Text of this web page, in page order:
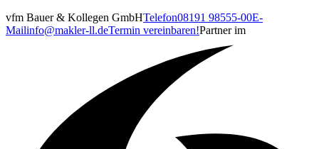
vfm Bauer & Kollegen GmbHTelefon08191 98555-00E-
Mailinfo@makler-ll.deTermin vereinbaren!Partner im